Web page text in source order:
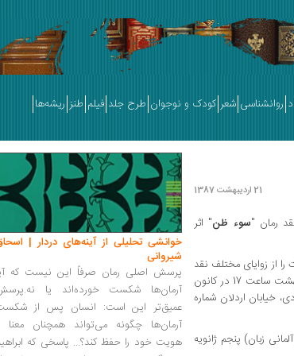
روانشناسی شعر کودک و نوجوان طرح جلد فیلم طنز ریشه‌ها
21 اردیبهشت 1387
رمان "سوء ظن" اثر
از زوایای مختلف نقد
این برنامه روز دوشنبه 23 اردیبهشت ساعت 17 در کانون
خیابان اردلان شماره
زبان) پنجم ژانویه
خوانشی تحلیلی از آینه‌های دردار |
شیروانی
پرسش اصلی رمان صرفاً این نیست که
آرمان‌ها شکست خورده‌اند یا
عمیق‌تر این است: انسان پس از
آرمان‌ها چگونه می‌تواند همچنان معنا
هویت خود را حفظ کند؟... پاسخی که